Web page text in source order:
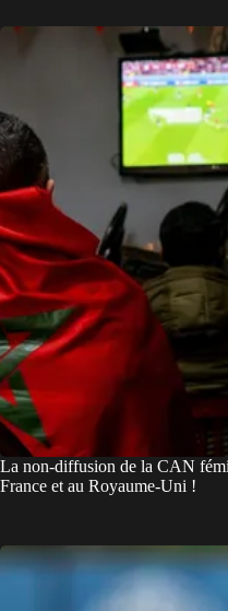
La non-diffusion de la CAN
France et au Royaume-Uni !